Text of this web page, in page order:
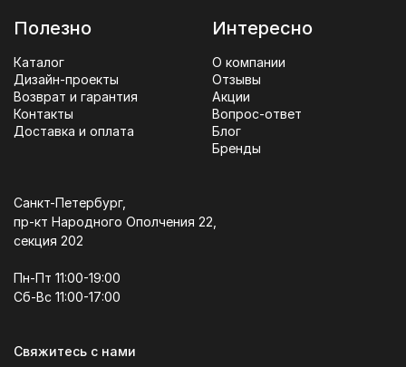
Полезно
Каталог
Дизайн-проекты
Возврат и гарантия
Контакты
Доставка и оплата
Интересно
О компании
Отзывы
Акции
Вопрос-ответ
Блог
Бренды
Санкт-Петербург,
пр-кт Народного Ополчения 22,
секция 202
Пн-Пт 11:00-19:00
Сб-Вс 11:00-17:00
Свяжитесь с нами